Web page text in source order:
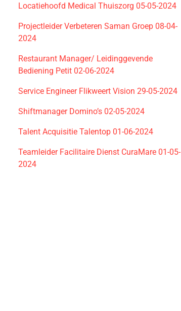
Locatiehoofd Medical Thuiszorg 05-05-2024
Projectleider Verbeteren Saman Groep 08-04-
2024
Restaurant Manager/ Leidinggevende
Bediening Petit 02-06-2024
Service Engineer Flikweert Vision 29-05-2024
Shiftmanager Domino’s 02-05-2024
Talent Acquisitie Talentop 01-06-2024
Teamleider Facilitaire Dienst CuraMare 01-05-
2024